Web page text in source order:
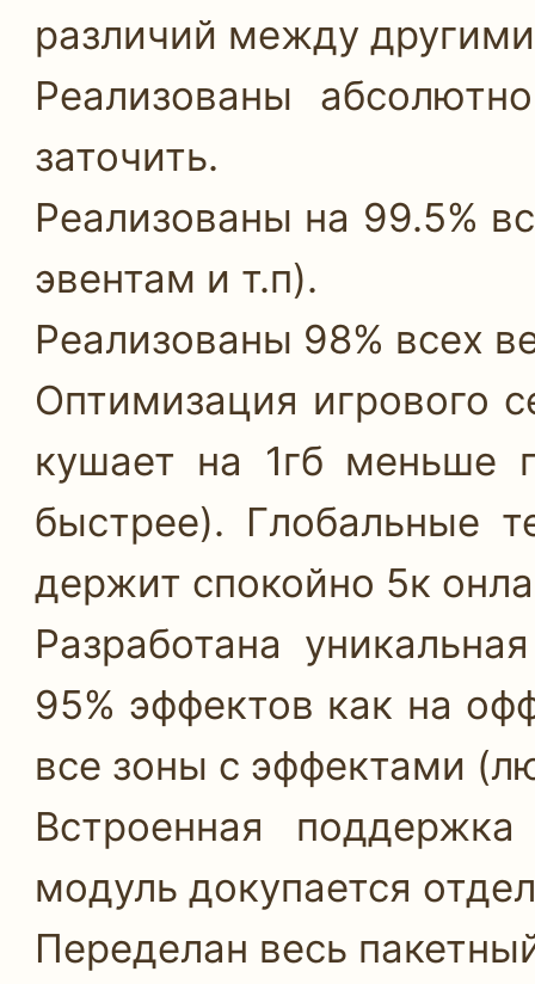
различий между
Реализованы
заточить.
Реализованы на 99.5%
эвентам и т.п).
Реализованы 98% всех
Оптимизация игрового
кушает на 1гб меньше
быстрее). Глобальные
держит спокойно 5к
Разработана
95% эффектов как на
все зоны с эффектами
Встроенная
модуль докупается
Переделан весь